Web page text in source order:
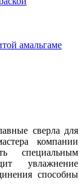
амальгаме
сверла для
компании
специальным
увлажнение
способны